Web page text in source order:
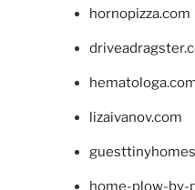
hornopizza.com
lizaivanov.com
home-plow-by-